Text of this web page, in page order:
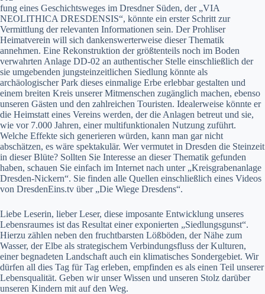
fung eines Geschichtsweges im Dresdner Süden, der „VIA
NEOLITHICA DRESDENSIS“, könnte ein erster Schritt zur
Vermittlung der relevanten Informationen sein. Der Prohliser
Heimatverein will sich dankenswerterweise dieser Thematik
annehmen. Eine Rekonstruktion der größtenteils noch im Boden
verwahrten Anlage DD-02 an authentischer Stelle einschließlich der
sie umgebenden jungsteinzeitlichen Siedlung könnte als
archäologischer Park dieses einmalige Erbe erlebbar gestalten und
einem breiten Kreis unserer Mitmenschen zugänglich machen, ebenso
unseren Gästen und den zahlreichen Touristen. Idealerweise könnte er
die Heimstatt eines Vereins werden, der die Anlagen betreut und sie,
wie vor 7.000 Jahren, einer multifunktionalen Nutzung zuführt.
Welche Effekte sich generieren würden, kann man gar nicht
abschätzen, es wäre spektakulär. Wer vermutet in Dresden die Steinzeit
in dieser Blüte? Sollten Sie Interesse an dieser Thematik gefunden
haben, schauen Sie einfach im Internet nach unter „Kreisgrabenanlage
Dresden-Nickern“. Sie finden alle Quellen einschließlich eines Videos
von DresdenEins.tv über „Die Wiege Dresdens“.
Liebe Leserin, lieber Leser, diese imposante Entwicklung unseres
Lebensraumes ist das Resultat einer exponierten „Siedlungsgunst“.
Hierzu zählen neben den fruchtbarsten Lößböden, der Nähe zum
Wasser, der Elbe als strategischem Verbindungsfluss der Kulturen,
einer begnadeten Landschaft auch ein klimatisches Sondergebiet. Wir
dürfen all dies Tag für Tag erleben, empfinden es als einen Teil unserer
Lebensqualität. Geben wir unser Wissen und unseren Stolz darüber
unseren Kindern mit auf den Weg.